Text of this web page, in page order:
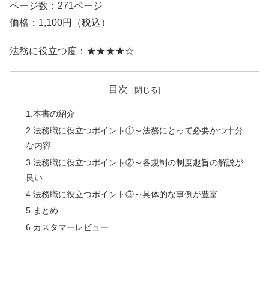
ページ数：271ページ
価格：1,100円（税込）
法務に役立つ度：★★★★☆
目次
1.本書の紹介
2.法務職に役立つポイント①～法務にとって必要かつ十分
な内容
3.法務職に役立つポイント②～各規制の制度趣旨の解説が
良い
4.法務職に役立つポイント③～具体的な事例が豊富
5.まとめ
6.カスタマーレビュー